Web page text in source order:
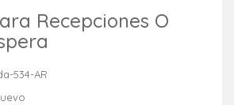
Recepciones O
534-AR